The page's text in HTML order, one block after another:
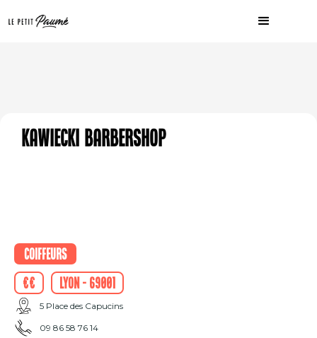
Kawiecki barbershop
Coiffeurs
€€
Lyon - 69001
5 Place des Capucins
09 86 58 76 14